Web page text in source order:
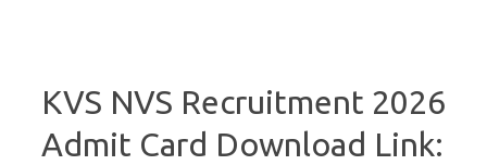
KVS NVS Recruitment 2026
Admit Card Download Link: